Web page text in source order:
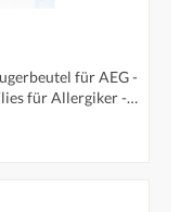
für AEG -
für Allergiker -
Made in